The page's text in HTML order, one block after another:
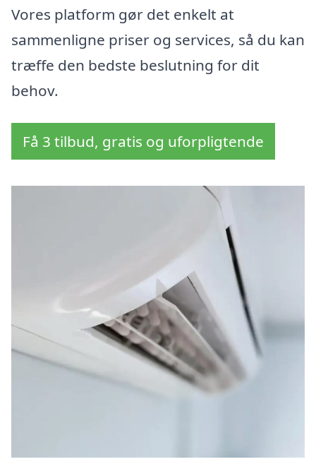
Vores platform gør det enkelt at
sammenligne priser og services, så du kan
træffe den bedste beslutning for dit
behov.
Få 3 tilbud, gratis og uforpligtende